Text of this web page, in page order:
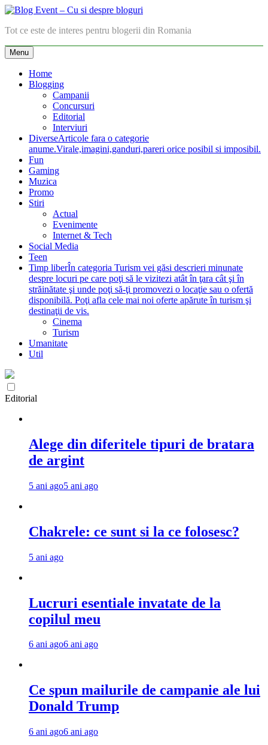
Skip
content
Blog Event – Cu si despre bloguri
Tot ce este de interes pentru blogerii din Romania
Menu
Home
Blogging
Campanii
Concursuri
Editorial
Interviuri
DiverseArticole fara o categorie
anume.Virale,imagini,ganduri,pareri orice posibil si imposibil.
Fun
Gaming
Muzica
Promo
Stiri
Actual
Evenimente
Internet & Tech
Social Media
Teen
Timp liberÎn categoria Turism vei găsi descrieri minunate
despre locuri pe care poţi să le vizitezi atât în ţara cât şi în
străinătate şi unde poţi să-ţi promovezi o locaţie sau o ofertă
disponibilă. Poţi afla cele mai noi oferte apărute în turism şi
destinaţii de vis.
Cinema
Turism
Umanitate
Util
Editorial
Alege din diferitele tipuri de bratara
de argint
5 ani ago5 ani ago
Chakrele: ce sunt si la ce folosesc?
5 ani ago
Lucruri esentiale invatate de la
copilul meu
6 ani ago6 ani ago
Ce spun mailurile de campanie ale lui
Donald Trump
6 ani ago6 ani ago